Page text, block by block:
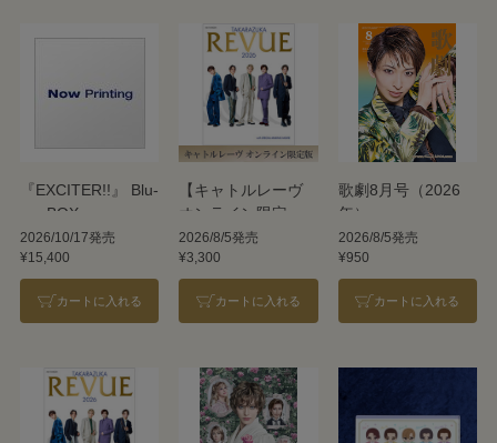
『EXCITER!!』 Blu-
ray BOX
2026/10/17発売
¥15,400
カートに入れる
【キャトルレーヴ
オンライン限定
版】TAKARAZUKA
REVUE 2026
2026/8/5発売
¥3,300
カートに入れる
歌劇8月号（2026
年）
2026/8/5発売
¥950
カートに入れる